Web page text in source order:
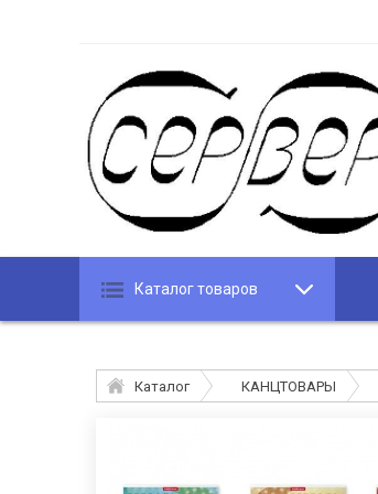
Каталог товаров
Каталог КАНЦТОВАРЫ